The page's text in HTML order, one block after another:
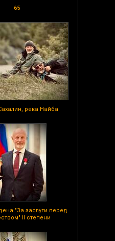
65
река Найба
"За заслуги перед
II степени